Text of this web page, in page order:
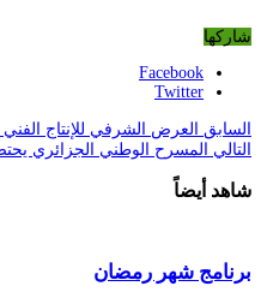
شاركها
Facebook
Twitter
السابق العرض الشرفي للإنتاج
التالي المسرح الوطني الجزائري
شاهد أيضاً
برنامج شهر رمضان